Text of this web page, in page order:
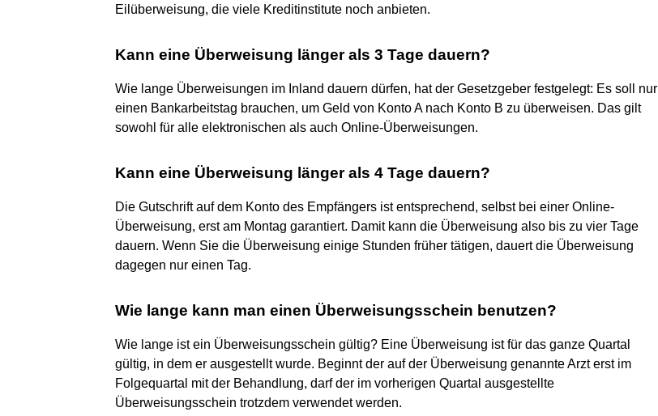
Eilüberweisung, die viele Kreditinstitute noch anbieten.
Kann eine Überweisung länger als 3 Tage dauern?
Wie lange Überweisungen im Inland dauern dürfen, hat der Gesetzgeber festgelegt: Es soll nur
einen Bankarbeitstag brauchen, um Geld von Konto A nach Konto B zu überweisen. Das gilt
sowohl für alle elektronischen als auch Online-Überweisungen.
Kann eine Überweisung länger als 4 Tage dauern?
Die Gutschrift auf dem Konto des Empfängers ist entsprechend, selbst bei einer Online-
Überweisung, erst am Montag garantiert. Damit kann die Überweisung also bis zu vier Tage
dauern. Wenn Sie die Überweisung einige Stunden früher tätigen, dauert die Überweisung
dagegen nur einen Tag.
Wie lange kann man einen Überweisungsschein benutzen?
Wie lange ist ein Überweisungsschein gültig? Eine Überweisung ist für das ganze Quartal
gültig, in dem er ausgestellt wurde. Beginnt der auf der Überweisung genannte Arzt erst im
Folgequartal mit der Behandlung, darf der im vorherigen Quartal ausgestellte
Überweisungsschein trotzdem verwendet werden.